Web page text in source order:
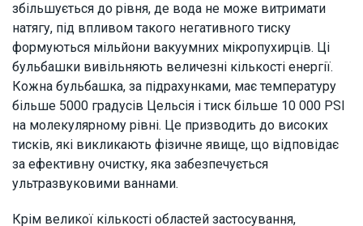
збільшується до рівня, де вода не може витримати
натягу, під впливом такого негативного тиску
формуються мільйони вакуумних мікропухирців. Ці
бульбашки вивільняють величезні кількості енергії.
Кожна бульбашка, за підрахунками, має температуру
більше 5000 градусів Цельсія і тиск більше 10 000 PSI
на молекулярному рівні. Це призводить до високих
тисків, які викликають фізичне явище, що відповідає
за ефективну очистку, яка забезпечується
ультразвуковими ваннами.
Крім великої кількості областей застосування,